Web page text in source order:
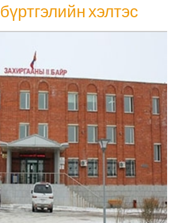
хэлтэс
хэлтэс